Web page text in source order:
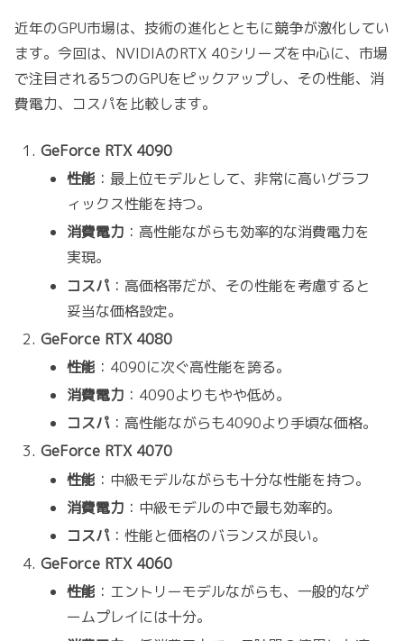
近年のGPU市場は、技術の進化とともに競争が激化してい
ます。今回は、NVIDIAのRTX 40シリーズを中心に、市場
で注目される5つのGPUをピックアップし、その性能、消
費電力、コスパを比較します。
GeForce RTX 4090
性能 ：最上位モデルとして、非常に高いグラフ
ィックス性能を持つ。
消費電力 ：高性能ながらも効率的な消費電力を
実現。
コスパ ：高価格帯だが、その性能を考慮すると
妥当な価格設定。
GeForce RTX 4080
性能 ：4090に次ぐ高性能を誇る。
消費電力 ：4090よりもやや低め。
コスパ ：高性能ながらも4090より手頃な価格。
GeForce RTX 4070
性能 ：中級モデルながらも十分な性能を持つ。
消費電力 ：中級モデルの中で最も効率的。
コスパ ：性能と価格のバランスが良い。
GeForce RTX 4060
性能 ：エントリーモデルながらも、一般的なゲ
ームプレイには十分。